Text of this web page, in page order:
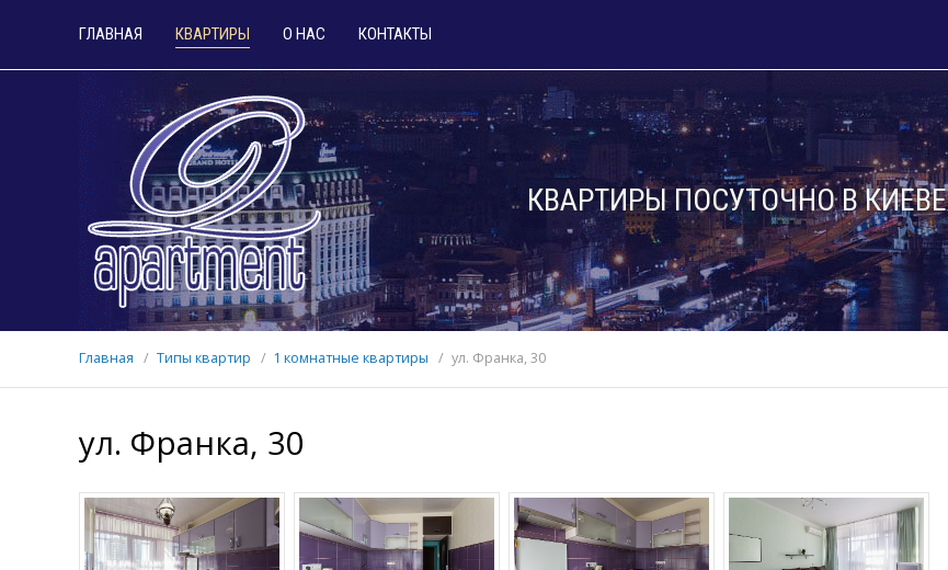
ГЛАВНАЯ КВАРТИРЫ О НАС КОНТАКТЫ
КВАРТИРЫ ПОСУТОЧНО В КИЕВЕ
Главная Типы квартир 1 комнатные квартиры ул. Франка, 30
ул. Франка, 30